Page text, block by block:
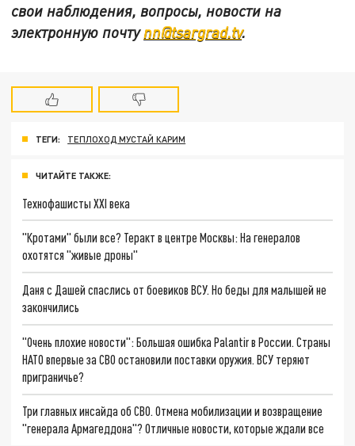
свои наблюдения, вопросы, новости на
электронную почтуnn@tsargrad.tv.
ТЕГИ: ТЕПЛОХОД МУСТАЙ КАРИМ
ЧИТАЙТЕ ТАКЖЕ:
Технофашисты XXI века
"Кротами" были все? Теракт в центре Москвы: На генералов
охотятся "живые дроны"
Даня с Дашей спаслись от боевиков ВСУ. Но беды для малышей не
закончились
"Очень плохие новости": Большая ошибка Palantir в России. Страны
НАТО впервые за СВО остановили поставки оружия. ВСУ теряют
приграничье?
Три главных инсайда об СВО. Отмена мобилизации и возвращение
"генерала Армагеддона"? Отличные новости, которые ждали все